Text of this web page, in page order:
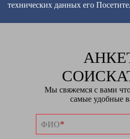
технических данных его
Мы свяжемся с вами
самые удобные
ФИО*